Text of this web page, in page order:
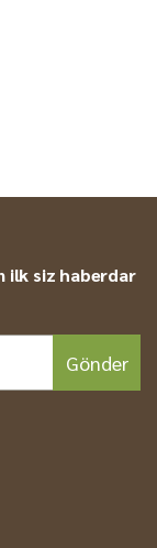
ilk siz haberdar
Gönder